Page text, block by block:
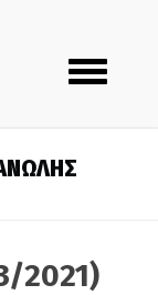
Toggle
navigation
2021)